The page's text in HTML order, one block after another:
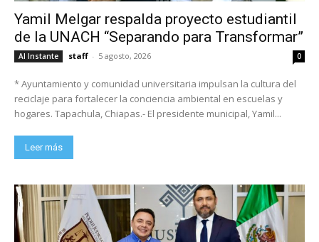
Yamil Melgar respalda proyecto estudiantil
de la UNACH “Separando para Transformar”
Al Instante staff - 5 agosto, 2026 0
* Ayuntamiento y comunidad universitaria impulsan la cultura del
reciclaje para fortalecer la conciencia ambiental en escuelas y
hogares. Tapachula, Chiapas.- El presidente municipal, Yamil...
Leer más